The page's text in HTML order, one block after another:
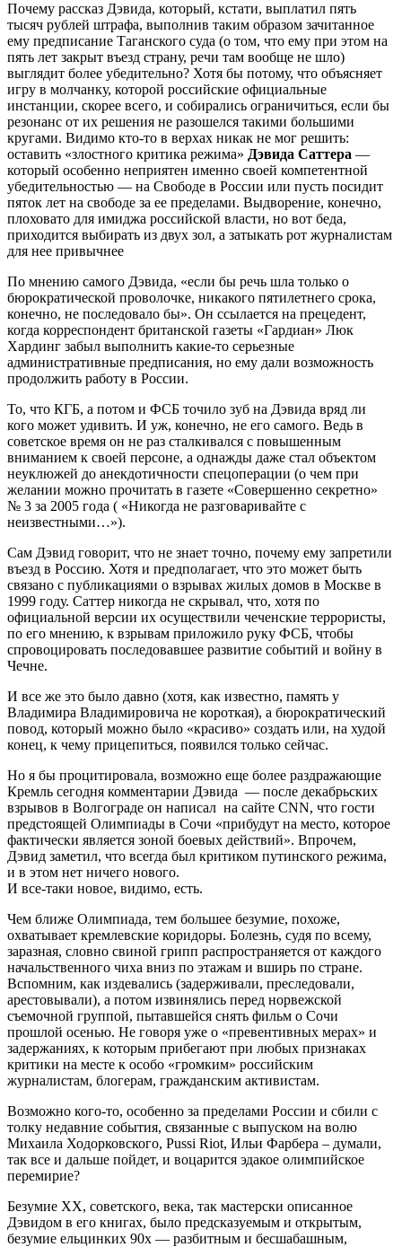
Почему рассказ Дэвида, который, кстати, выплатил пять
тысяч рублей штрафа, выполнив таким образом зачитанное
ему предписание Таганского суда (о том, что ему при этом на
пять лет закрыт въезд страну, речи там вообще не шло)
выглядит более убедительно? Хотя бы потому, что объясняет
игру в молчанку, которой российские официальные
инстанции, скорее всего, и собирались ограничиться, если бы
резонанс от их решения не разошелся такими большими
кругами. Видимо кто-то в верхах никак не мог решить:
оставить «злостного критика режима» Дэвида Саттера —
который особенно неприятен именно своей компетентной
убедительностью — на Свободе в России или пусть посидит
пяток лет на свободе за ее пределами. Выдворение, конечно,
плоховато для имиджа российской власти, но вот беда,
приходится выбирать из двух зол, а затыкать рот журналистам
для нее привычнее
По мнению самого Дэвида, «если бы речь шла только о
бюрократической проволочке, никакого пятилетнего срока,
конечно, не последовало бы». Он ссылается на прецедент,
когда корреспондент британской газеты «Гардиан» Люк
Хардинг забыл выполнить какие-то серьезные
административные предписания, но ему дали возможность
продолжить работу в России.
То, что КГБ, а потом и ФСБ точило зуб на Дэвида вряд ли
кого может удивить. И уж, конечно, не его самого. Ведь в
советское время он не раз сталкивался с повышенным
вниманием к своей персоне, а однажды даже стал объектом
неуклюжей до анекдотичности спецоперации (о чем при
желании можно прочитать в газете «Совершенно секретно»
№ 3 за 2005 года ( «Никогда не разговаривайте с
неизвестными…»).
Сам Дэвид говорит, что не знает точно, почему ему запретили
въезд в Россию. Хотя и предполагает, что это может быть
связано с публикациями о взрывах жилых домов в Москве в
1999 году. Саттер никогда не скрывал, что, хотя по
официальной версии их осуществили чеченские террористы,
по его мнению, к взрывам приложило руку ФСБ, чтобы
спровоцировать последовавшее развитие событий и войну в
Чечне.
И все же это было давно (хотя, как известно, память у
Владимира Владимировича не короткая), а бюрократический
повод, который можно было «красиво» создать или, на худой
конец, к чему прицепиться, появился только сейчас.
Но я бы процитировала, возможно еще более раздражающие
Кремль сегодня комментарии Дэвида — после декабрьских
взрывов в Волгограде он написал на сайте CNN, что гости
предстоящей Олимпиады в Сочи «прибудут на место, которое
фактически является зоной боевых действий». Впрочем,
Дэвид заметил, что всегда был критиком путинского режима,
и в этом нет ничего нового.
И все-таки новое, видимо, есть.
Чем ближе Олимпиада, тем большее безумие, похоже,
охватывает кремлевские коридоры. Болезнь, судя по всему,
заразная, словно свиной грипп распространяется от каждого
начальственного чиха вниз по этажам и вширь по стране.
Вспомним, как издевались (задерживали, преследовали,
арестовывали), а потом извинялись перед норвежской
съемочной группой, пытавшейся снять фильм о Сочи
прошлой осенью. Не говоря уже о «превентивных мерах» и
задержаниях, к которым прибегают при любых признаках
критики на месте к особо «громким» российским
журналистам, блогерам, гражданским активистам.
Возможно кого-то, особенно за пределами России и сбили с
толку недавние события, связанные с выпуском на волю
Михаила Ходорковского, Pussi Riot, Ильи Фарбера – думали,
так все и дальше пойдет, и воцарится эдакое олимпийское
перемирие?
Безумие XX, советского, века, так мастерски описанное
Дэвидом в его книгах, было предсказуемым и открытым,
безумие ельцинких 90х — разбитным и бесшабашным,